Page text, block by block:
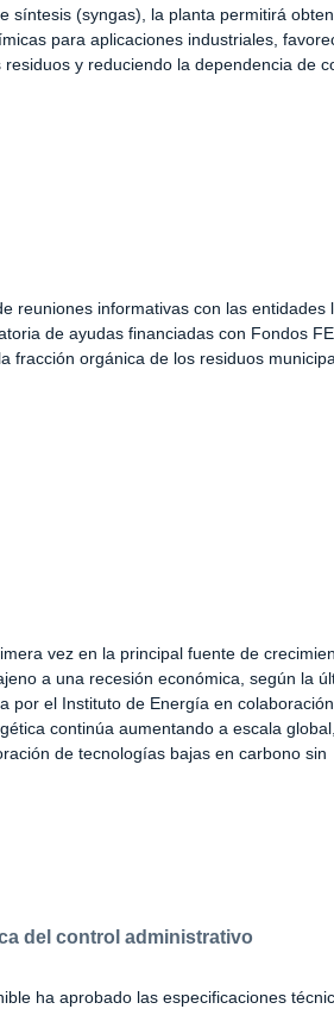
síntesis (syngas), la planta permitirá
para aplicaciones industriales,
y reduciendo la dependencia de
reuniones informativas con las entidades
de ayudas financiadas con Fondos
fracción orgánica de los residuos
vez en la principal fuente de
a una recesión económica, según la
por el Instituto de Energía en
continúa aumentando a escala global,
de tecnologías bajas en carbono sin
del control administrativo
ha aprobado las especificaciones